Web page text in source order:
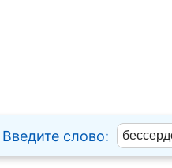
Введите слово: